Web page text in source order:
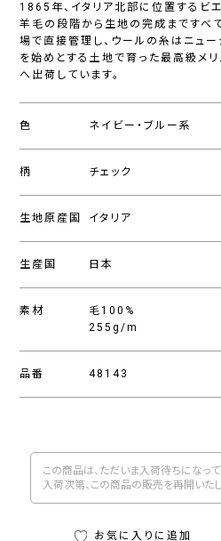
1865年、イタリア北部に位置するビ
羊毛の段階から生地の完成まですべ
場で直接管理し、ウールの糸はニュ
を始めとする土地で育った最高級メ
へ出荷しています。
色 ネイビー・ブルー系
柄 チェック
生地原産国 イタリア
生産国 日本
素材
毛100%
255g/m
品番 48143
この商品は、ただいま入荷待ちになって
入荷次第、この商品の販売を再開いたし
お気に入りに追加